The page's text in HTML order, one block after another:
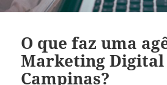
O que faz uma
Marketing Digital
Campinas?